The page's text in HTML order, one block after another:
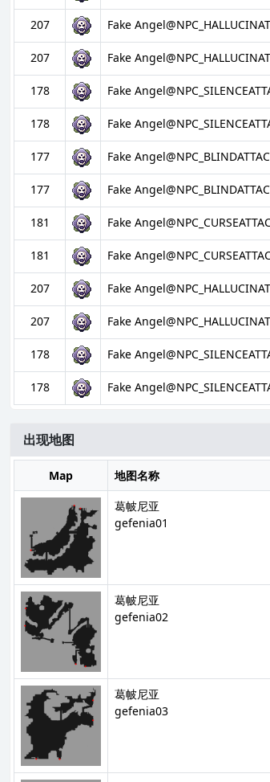
207 Fake
207 Fake
178 Fake
178 Fake
177 Fake
177 Fake
181 Fake
181 Fake
207 Fake
207 Fake
178 Fake
178 Fake
出现地图
Map 地图名称
葛帔尼亚
gefenia01
葛帔尼亚
gefenia02
葛帔尼亚
gefenia03